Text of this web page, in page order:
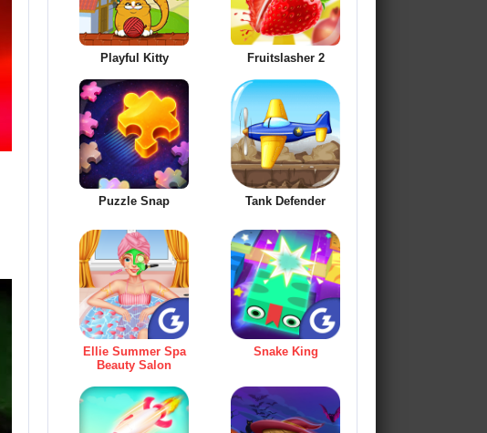
Playful Kitty Fruitslasher 2
Puzzle Snap Tank Defender
Ellie Summer Spa
Beauty Salon
Snake King